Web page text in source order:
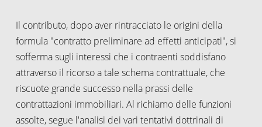
Il contributo, dopo aver rintracciato le origini della
formula "contratto preliminare ad effetti anticipati", si
sofferma sugli interessi che i contraenti soddisfano
attraverso il ricorso a tale schema contrattuale, che
riscuote grande successo nella prassi delle
contrattazioni immobiliari. Al richiamo delle funzioni
assolte, segue l'analisi dei vari tentativi dottrinali di